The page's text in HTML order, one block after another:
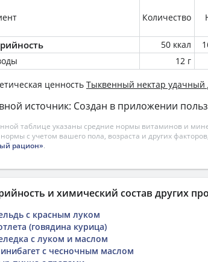
Количество
50 ккал
12 г
ценность Тыквенный нектар удачный
источник: Создан в приложении
таблице указаны средние нормы витаминов и
с учетом вашего пола, возраста и других
рацион».
и химический состав других
с красным луком
(говядина курица)
с луком и маслом
с чесночным маслом